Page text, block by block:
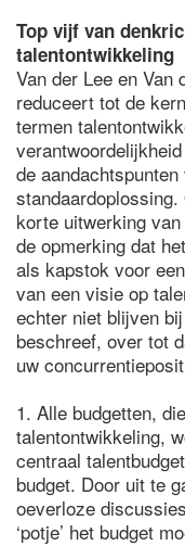
Top vijf van
talentontwikkeling
Van der Lee en Van
reduceert tot de
termen
de
korte uitwerking
de opmerking dat
als kapstok voor
van een visie op
echter niet blijven
beschreef, over tot
uw
1. Alle budgetten,
talentontwikkeling,
centraal
budget. Door uit te
oeverloze
‘potje’ het budget